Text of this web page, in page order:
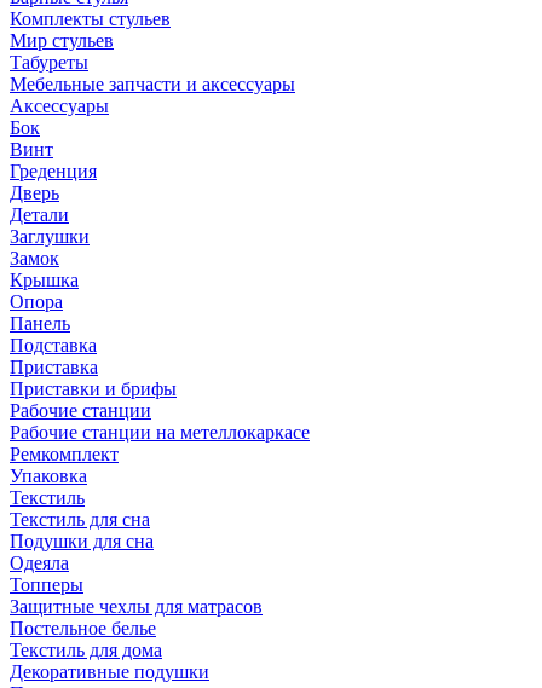
Комплекты стульев
Мир стульев
Табуреты
Мебельные запчасти и аксессуары
Аксессуары
Бок
Винт
Греденция
Дверь
Детали
Заглушки
Замок
Крышка
Опора
Панель
Подставка
Приставка
Приставки и брифы
Рабочие станции
Рабочие станции на метеллокаркасе
Ремкомплект
Упаковка
Текстиль
Текстиль для сна
Подушки для сна
Одеяла
Топперы
Защитные чехлы для матрасов
Постельное белье
Текстиль для дома
Декоративные подушки